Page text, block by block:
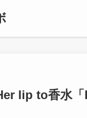
lip to香水「